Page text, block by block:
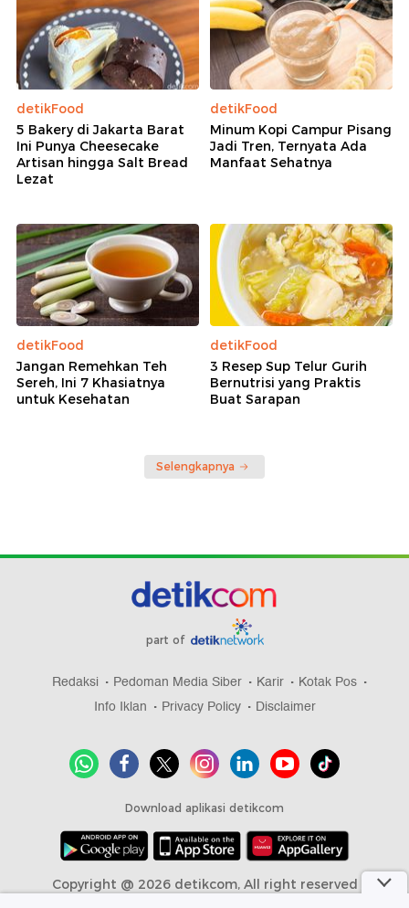
detikFood
5 Bakery di Jakarta Barat
Ini Punya Cheesecake
Artisan hingga Salt Bread
Lezat
detikFood
Minum Kopi Campur Pisang
Jadi Tren, Ternyata Ada
Manfaat Sehatnya
detikFood
Jangan Remehkan Teh
Sereh, Ini 7 Khasiatnya
untuk Kesehatan
detikFood
3 Resep Sup Telur Gurih
Bernutrisi yang Praktis
Buat Sarapan
Selengkapnya
part of
Redaksi Pedoman Media Siber Karir
Kotak Pos
Info Iklan
Privacy Policy Disclaimer
Download aplikasi detikcom
Copyright @ 2026 detikcom, All right reserved